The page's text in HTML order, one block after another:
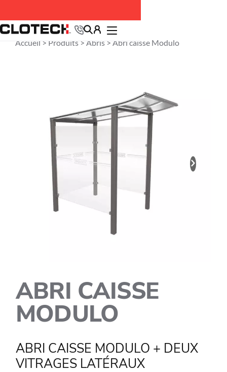
Accueil > Produits> Abris> Abri caisse Modulo
ABRI CAISSE
MODULO
ABRI CAISSE MODULO + DEUX
VITRAGES LATÉRAUX